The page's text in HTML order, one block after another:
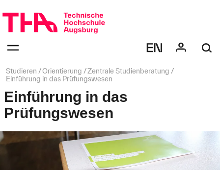
überspringen
bestätigen
des
Menüs
Seitenpfad:
Studieren Orientierung
Zentrale Studienberatung
Einführung in das Prüfungswesen
Einführung in das
Prüfungswesen